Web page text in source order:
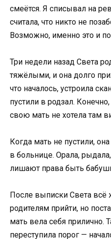
смеётся. Я списывал на
считала, что никто не
Возможно, именно это и
Три недели назад Света
тяжёлыми, и она долго
что началось, устроила
пустили в родзал.
свою мать не хотела там
Когда мать не пустили,
в больнице. Орала,
лишают права быть
После выписки Света
родителям прийти, но
мать вела себя прилично.
переступила порог —